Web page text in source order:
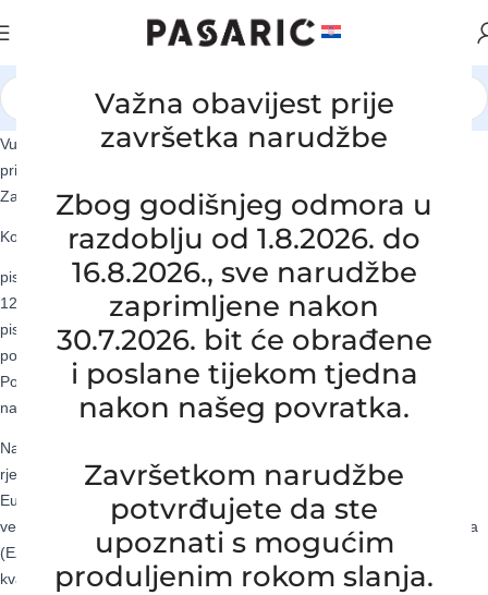
Važna obavijest prije
završetka narudžbe
Zbog godišnjeg odmora u
razdoblju od 1.8.2026. do
16.8.2026., sve narudžbe
zaprimljene nakon
30.7.2026. bit će obrađene
i poslane tijekom tjedna
nakon našeg povratka.
Završetkom narudžbe
potvrđujete da ste
upoznati s mogućim
produljenim rokom slanja.
Vulkanizacija Pasarić d.o.o. potrudit će se da svaku nejasnoću,
prigovor ili pritužbu riješi u što kraćem roku pri čemu će poštivati
Zakon o zaštiti potrošača i maksimalno se potruditi postići dogovor.
Korisnicima je dostupno više načina za kontaktiranje:
pismenim putem na adresu: Vulkanizacija Pasarić d.o.o. Zagrebačka
123, Šibice, 10290 Zaprešić (uz napomenu REKLAMACIJA)
pismeno na elektroničku poštu: vulkanizacija@pasaric.hr
pozivom na telefonski broj: +385 1 3313 237
Postupak rješavanja je povjerljiv. Ako sporazum neće biti moguć,
nadležan je pravni sud.
Navedeni aranžman temelji se na Zakonu o izvanparničnom
rješavanju sporova o potrošačima, Uredba (EU) br. 524/2013
Europskog parlamenta i Vijeća o rješavanju sporova na Internetu u
vezi s potrošačkim sporovima kojom se izmjenjuje i dopunjuje Uredba
(EZ) br. 2016/2004 i Direktive 2009/22 / EZ. Reklamacije u vezi s
kvalitetom ili izvedbom same ponude rješavaju se između Kupca i